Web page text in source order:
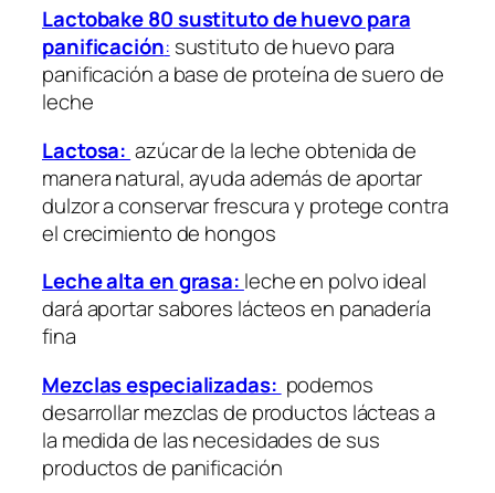
Lactobake 80sustituto de huevo para
panificación: sustituto de huevo para
panificación a base de proteína de suero de
leche
Lactosa: azúcar de la leche obtenida de
manera natural, ayuda además de aportar
dulzor a conservar frescura y protege contra
el crecimiento de hongos
Leche alta en grasa: leche en polvo ideal
dará aportar sabores lácteos en panadería
fina
Mezclas especializadas: podemos
desarrollar mezclas de productos lácteas a
la medida de las necesidades de sus
productos de panificación